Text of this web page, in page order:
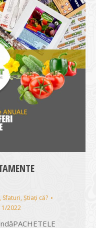
, Sfaturi,Știați că?
2022